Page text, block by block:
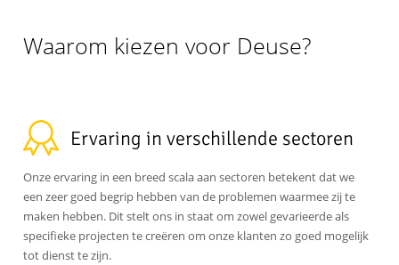
Waarom kiezen voor Deuse?
Ervaring in verschillende sectoren
Onze ervaring in een breed scala aan sectoren betekent dat we
een zeer goed begrip hebben van de problemen waarmee zij te
maken hebben. Dit stelt ons in staat om zowel gevarieerde als
specifieke projecten te creëren om onze klanten zo goed mogelijk
tot dienst te zijn.